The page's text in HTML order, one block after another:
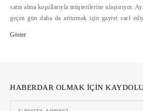
satın alma koşullarıyla müşterilerine ulaştırıyor.
geçen gün daha da arttırmak için gayret sarf
HABERDAR OLMAK İÇİN